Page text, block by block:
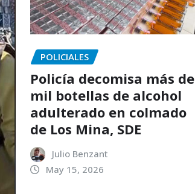
POLICIALES
Policía decomisa más de
mil botellas de alcohol
adulterado en colmado
de Los Mina, SDE
Julio Benzant
May 15, 2026